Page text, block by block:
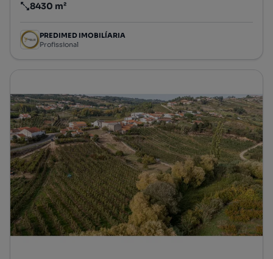
Preço por metro quadrado
8430 m²
PREDIMED IMOBILÍARIA
Profissional